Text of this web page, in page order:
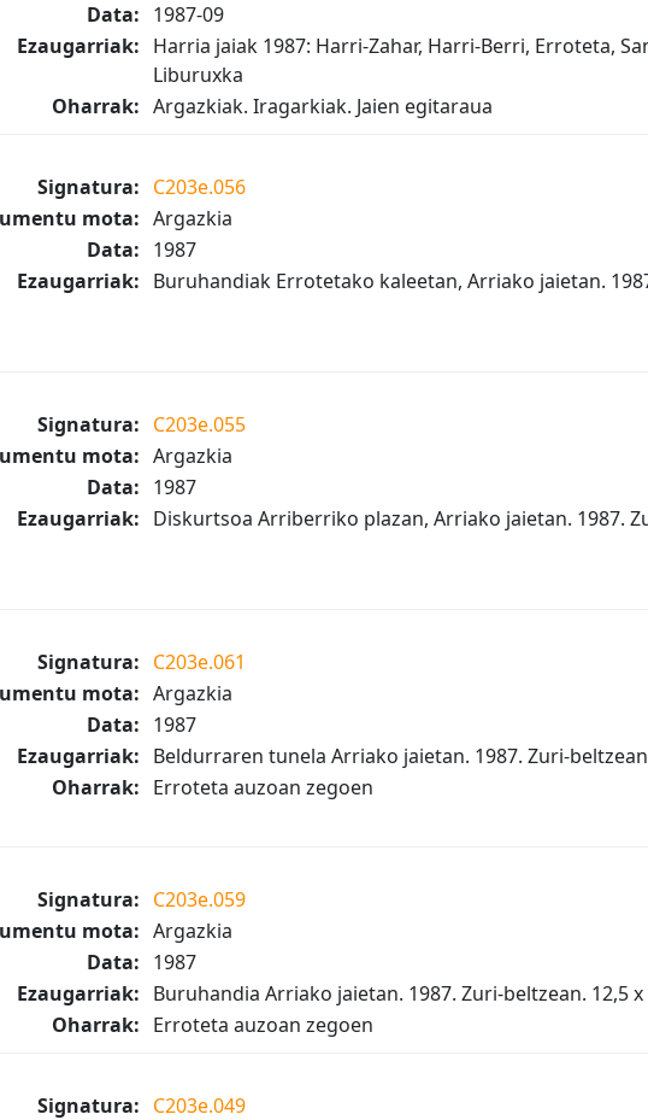
Data: 1987-09
Ezaugarriak: Harria jaiak 1987: Harri-Zahar, Harri-Berri, Erroteta,
Liburuxka
Oharrak: Argazkiak. Iragarkiak. Jaien egitaraua
Signatura: C203e.056
mota: Argazkia
Data: 1987
Ezaugarriak: Buruhandiak Errotetako kaleetan, Arriako jaietan.
Signatura: C203e.055
mota: Argazkia
Data: 1987
Ezaugarriak: Diskurtsoa Arriberriko plazan, Arriako jaietan. 1987.
Signatura: C203e.061
mota: Argazkia
Data: 1987
Ezaugarriak: Beldurraren tunela Arriako jaietan. 1987. Zuri-
Oharrak: Erroteta auzoan zegoen
Signatura: C203e.059
mota: Argazkia
Data: 1987
Ezaugarriak: Buruhandia Arriako jaietan. 1987. Zuri-beltzean. 12,5 x
Oharrak: Erroteta auzoan zegoen
Signatura: C203e.049